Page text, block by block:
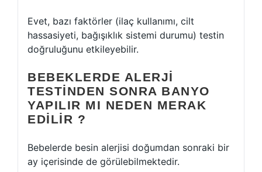
Evet, bazı faktörler (ilaç kullanımı, cilt
hassasiyeti, bağışıklık sistemi durumu) testin
doğruluğunu etkileyebilir.
BEBEKLERDE ALERJI
TESTINDEN SONRA BANYO
YAPILIR MI NEDEN MERAK
EDILIR ?
Bebelerde besin alerjisi doğumdan sonraki bir
ay içerisinde de görülebilmektedir.